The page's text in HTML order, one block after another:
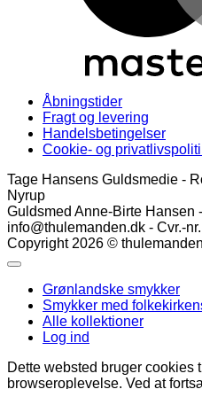
Åbningstider
Fragt og levering
Handelsbetingelser
Cookie- og
Tage Hansens Guldsmedie -
Nyrup
Guldsmed Anne-Birte Hansen
info@thulemanden.dk - Cvr.-
Copyright 2026 ©
Grønlandske smykker
Smykker med
Alle kollektioner
Log ind
Dette websted bruger cookies
browseroplevelse. Ved at